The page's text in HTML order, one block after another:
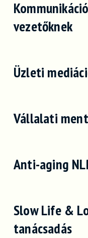
vezetőknek
Üzleti
Vállalati
Anti-aging
Slow Life &
tanácsadás